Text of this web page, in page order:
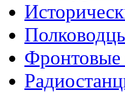
Фронтовые